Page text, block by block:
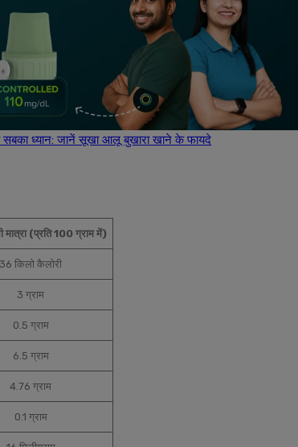
ध्यान: जानें सूखा आलू बुखारा खाने के फायदे
मात्रा (प्रति 100 ग्राम में)
36 किलो कैलोरी
3 ग्राम
0.5 ग्राम
6.5 ग्राम
4.76 ग्राम
0.1 ग्राम